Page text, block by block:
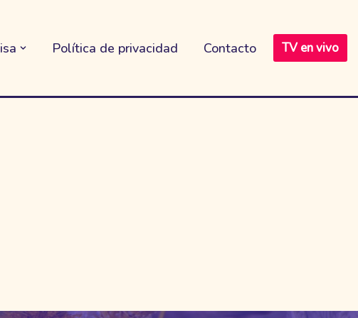
Política de privacidad Contacto TV en vivo